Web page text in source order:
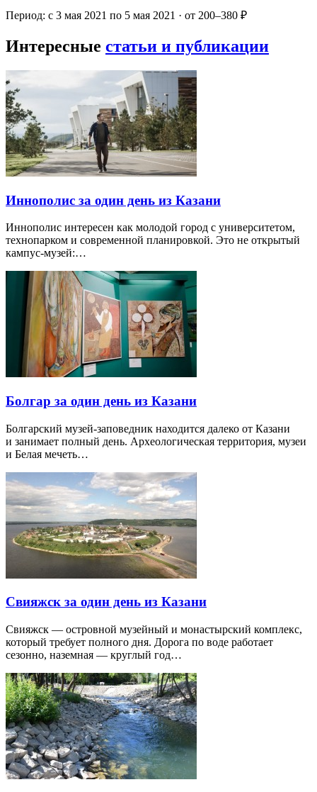
Период: с 3 мая 2021 по 5 мая 2021 · от 200–380 ₽
Интересные статьи и публикации
Иннополис за один день из Казани
Иннополис интересен как молодой город с университетом,
технопарком и современной планировкой. Это не открытый
кампус-музей:…
Болгар за один день из Казани
Болгарский музей-заповедник находится далеко от Казани
и занимает полный день. Археологическая территория, музеи
и Белая мечеть…
Свияжск за один день из Казани
Свияжск — островной музейный и монастырский комплекс,
который требует полного дня. Дорога по воде работает
сезонно, наземная — круглый год…